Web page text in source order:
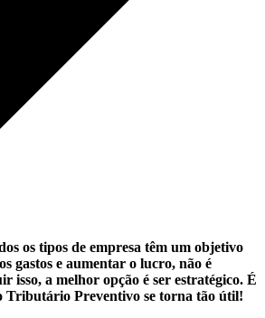
os tipos de empresa têm um objetivo
gastos e aumentar o lucro, não é
isso, a melhor opção é ser estratégico. É
Tributário Preventivo se torna tão útil!